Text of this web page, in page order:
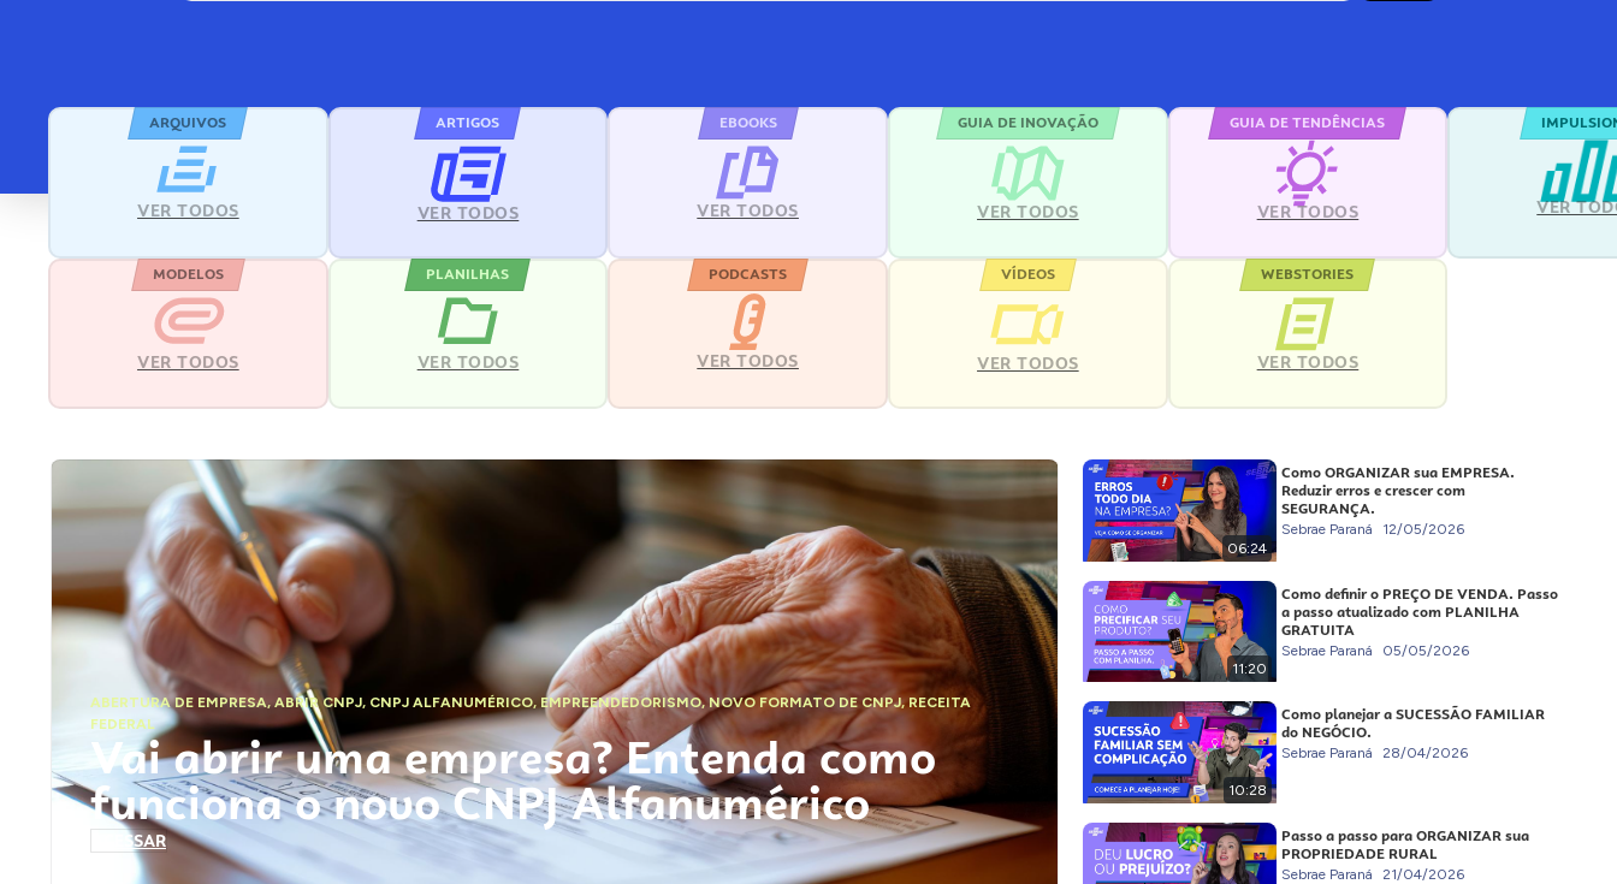
ARQUIVOS
VER TODOS
ARTIGOS
VER TODOS
EBOOKS
VER TODOS
GUIA DE INOVAÇÃO
VER TODOS
GUIA DE TENDÊNCIAS
VER TODOS VER
MODELOS
VER TODOS
PLANILHAS
VER TODOS
PODCASTS
VER TODOS
VÍDEOS
VER TODOS
WEBSTORIES
VER TODOS
ABERTURA DE EMPRESA,ABRIR CNPJ, CNPJ ALFANUMÉRICO, EMPREENDEDORISMO,NOVO FORMATO DE CNPJ,RECEITA
FEDERAL
Vai abrir uma empresa? Entenda como
funciona o novo CNPJ Alfanumérico
ACESSAR
06:24
Como ORGANIZAR sua EMPRESA.
Reduzir erros e crescer com
SEGURANÇA.
Sebrae Paraná 12/05/2026
11:20
Como definir o PREÇO DE VENDA. Passo
a passo atualizado com PLANILHA
GRATUITA
Sebrae Paraná 05/05/2026
10:28
Como planejar a SUCESSÃO FAMILIAR
do NEGÓCIO.
Sebrae Paraná 28/04/2026
Passo a passo para ORGANIZAR sua
PROPRIEDADE RURAL
Sebrae Paraná 21/04/2026